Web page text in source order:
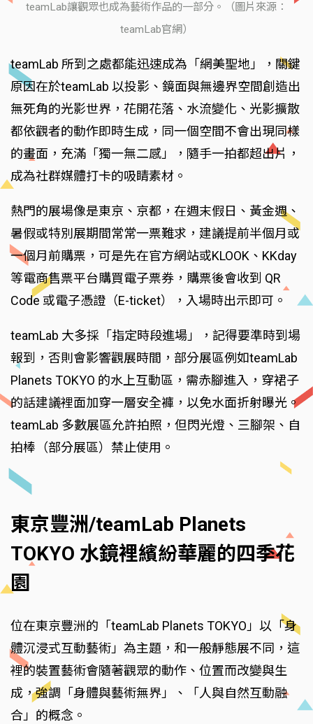
teamLab讓觀眾也成為藝術作品的一部分。（圖片來源：
teamLab官網）
teamLab 所到之處都能迅速成為「網美聖地」，關鍵
原因在於teamLab 以投影、鏡面與無邊界空間創造出
無死角的光影世界，花開花落、水流變化、光影擴散
都依觀者的動作即時生成，同一個空間不會出現同樣
的畫面，充滿「獨一無二感」，隨手一拍都超出片，
成為社群媒體打卡的吸睛素材。
熱門的展場像是東京、京都，在週末假日、黃金週、
暑假或特別展期間常常一票難求，建議提前半個月或
一個月前購票，可是先在官方網站或KLOOK、KKday
等電商售票平台購買電子票券，購票後會收到 QR
Code 或電子憑證（E-ticket），入場時出示即可。
teamLab 大多採「指定時段進場」，記得要準時到場
報到，否則會影響觀展時間，部分展區例如teamLab
Planets TOKYO 的水上互動區，需赤腳進入，穿裙子
的話建議裡面加穿一層安全褲，以免水面折射曝光。
teamLab 多數展區允許拍照，但閃光燈、三腳架、自
拍棒（部分展區）禁止使用。
東京豐洲/teamLab Planets
TOKYO 水鏡裡繽紛華麗的四季花
園
位在東京豐洲的「teamLab Planets TOKYO」以「身
體沉浸式互動藝術」為主題，和一般靜態展不同，這
裡的裝置藝術會隨著觀眾的動作、位置而改變與生
成，強調「身體與藝術無界」、「人與自然互動融
合」的概念。